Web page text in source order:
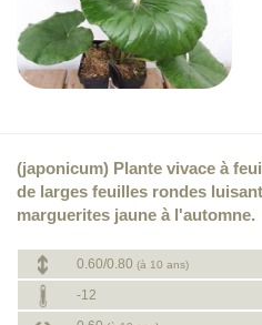
(japonicum) Plante vivace à
de larges feuilles rondes
marguerites jaune à l'automne.
0.60/0.80 (à 10 ans)
-12